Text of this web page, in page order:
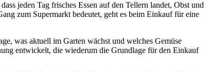
jeden Tag frisches Essen auf den Tellern landet, Obst und
zum Supermarkt bedeutet, geht es beim Einkauf für eine
was aktuell im Garten wächst und welches Gemüse
entwickelt, die wiederum die Grundlage für den Einkauf